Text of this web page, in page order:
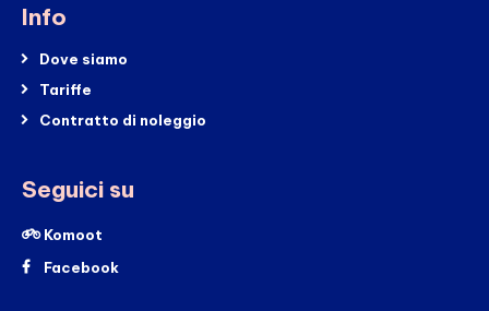
Info
Dove siamo
Tariffe
Contratto di noleggio
Seguici su
Komoot
Facebook